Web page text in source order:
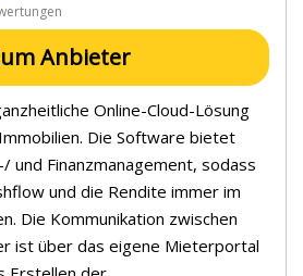
Anbieter
Online-Cloud-Lösung
Die Software bietet
und Finanzmanagement, sodass
und die Rendite immer im
Die Kommunikation zwischen
ist über das eigene Mieterportal